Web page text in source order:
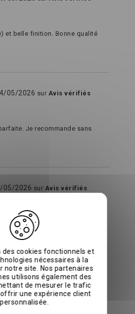
et belle finition. Bonne qualité
05/2026 sur Avis vérifiés
Je recommande sans
05/2026 sur Avis vérifiés
grammage plus élevé
autres vendeurs. Je suis
achat. C’est la deuxième fois
ce site : déjà acheté il y a 1 an
en percale qui est super (
bouge pas lavage après
des cookies fonctionnels et
nécessaires à la
notre site. Nos partenaires
utilisons également des
de mesurer le trafic
une expérience client
personnalisée.